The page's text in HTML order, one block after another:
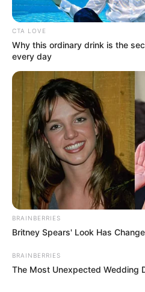
CTA LOVE
Why this ordinary drink is the
every day
BRAINBERRIES
Britney Spears' Look Has
BRAINBERRIES
The Most Unexpected Wedding